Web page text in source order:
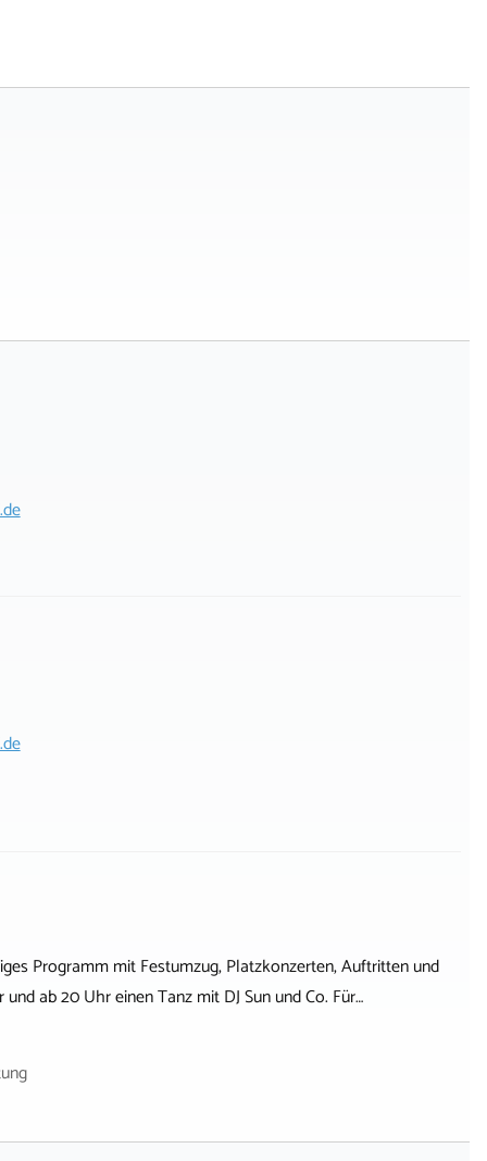
Programm mit Festumzug, Platzkonzerten, Auftritten und
ab 20 Uhr einen Tanz mit DJ Sun und Co. Für…